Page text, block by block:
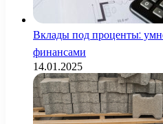
Вклады под проценты:
финансами
14.01.2025